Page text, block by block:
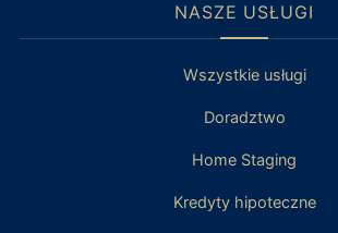
NASZE USŁUGI
Wszystkie usługi
Doradztwo
Home Staging
Kredyty hipoteczne